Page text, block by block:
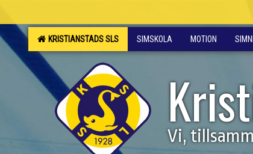
KRISTIANSTADS SLS SIMSKOLA MOTION
Vi,